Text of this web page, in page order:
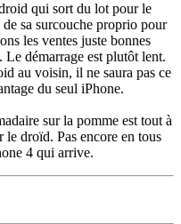
qui sort du lot pour le
sa surcouche proprio pour
les ventes juste bonnes
démarrage est plutôt lent.
au voisin, il ne saura pas ce
du seul iPhone.
sur la pomme est tout à
droïd. Pas encore en tous
4 qui arrive.